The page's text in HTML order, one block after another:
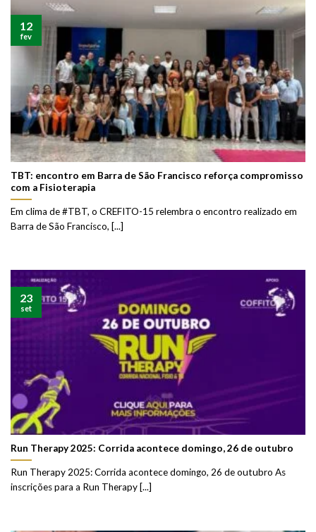
TBT: encontro em Barra de São Francisco reforça compromisso
com a Fisioterapia
Em clima de #TBT, o CREFITO-15 relembra o encontro realizado em
Barra de São Francisco, [...]
12
fev
Run Therapy 2025: Corrida acontece domingo, 26 de outubro
Run Therapy 2025: Corrida acontece domingo, 26 de outubro As
inscrições para a Run Therapy [...]
23
set